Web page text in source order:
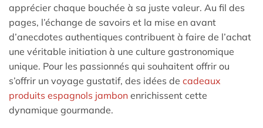
apprécier chaque bouchée à sa juste valeur. Au fil des
pages, l’échange de savoirs et la mise en avant
d’anecdotes authentiques contribuent à faire de l’achat
une véritable initiation à une culture gastronomique
unique. Pour les passionnés qui souhaitent offrir ou
s’offrir un voyage gustatif, des idées de cadeaux
produits espagnols jambon enrichissent cette
dynamique gourmande.